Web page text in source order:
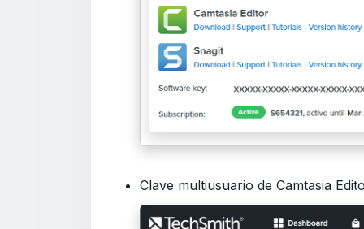
Clave multiusuario de Camtasia